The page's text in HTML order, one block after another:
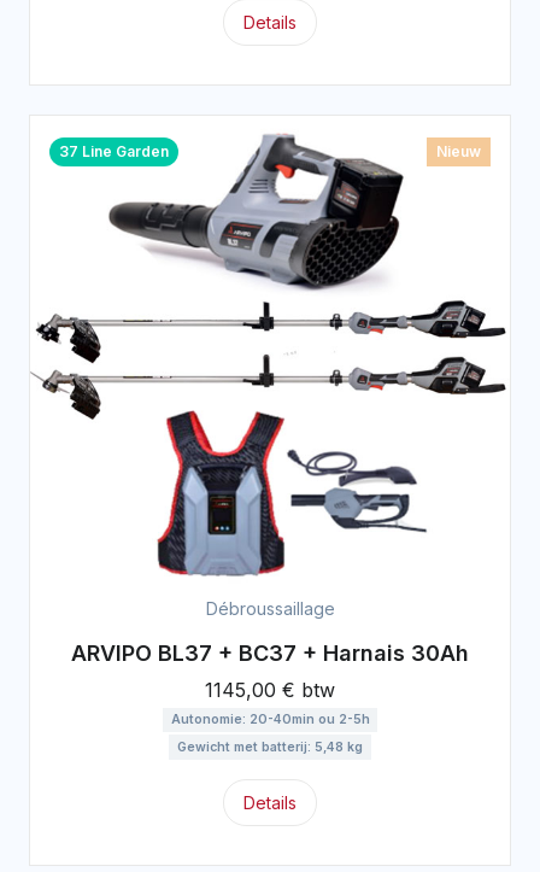
Details
37 Line Garden Nieuw
Débroussaillage
ARVIPO BL37 + BC37 + Harnais 30Ah
1145,00 € btw
Autonomie: 20-40min ou 2-5h
Gewicht met batterij: 5,48 kg
Details